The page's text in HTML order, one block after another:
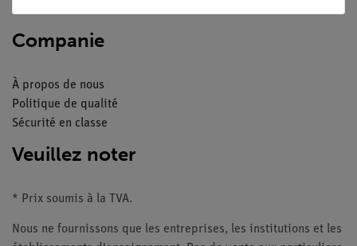
Contacte service client
Companie
À propos de nous
Politique de qualité
Sécurité en classe
Veuillez noter
* Prix soumis à la TVA.
Nous ne fournissons que les entreprises, les institutions et les